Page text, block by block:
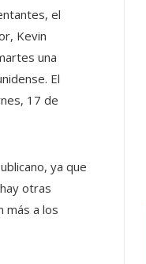
el
Kevin
una
El
17 de
ya que
otras
más a los